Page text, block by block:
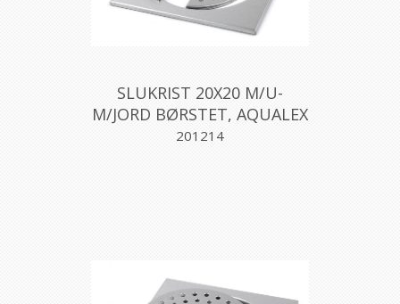
SLUKRIST 20X20 M/U-
M/JORD BØRSTET, AQUALEX
201214